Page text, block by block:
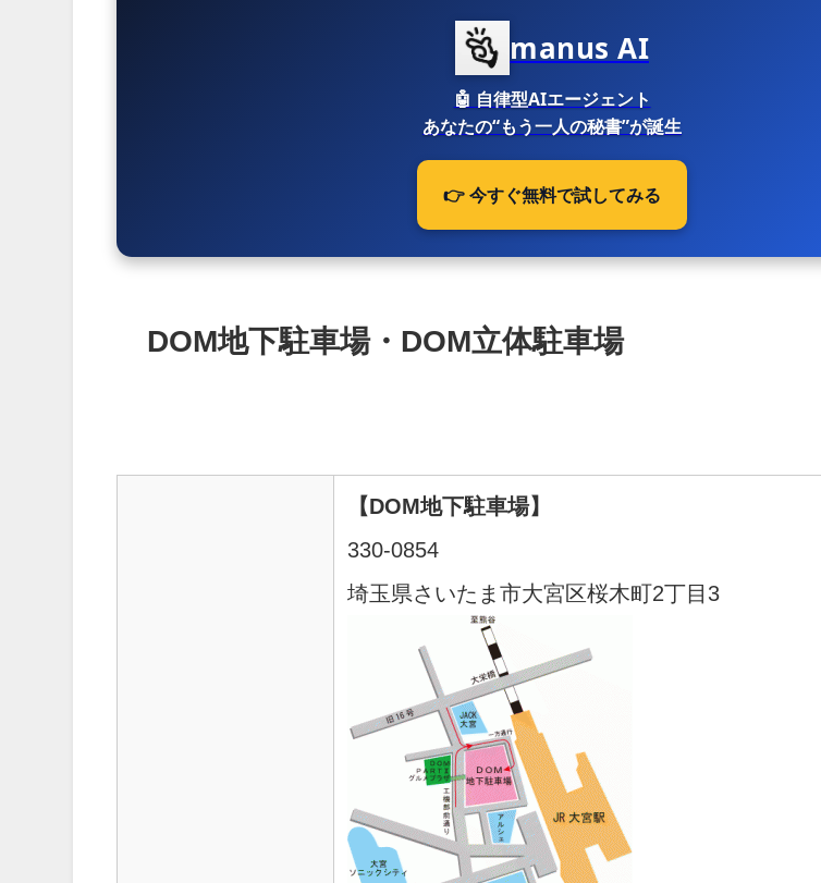
manus AI
🤖 自律型AIエージェント
あなたの“もう一人の秘書”が誕生
👉 今すぐ無料で試してみる
DOM地下駐車場・DOM立体駐車場
【DOM地下駐車場】
330-0854
埼玉県さいたま市大宮区桜木町2丁目3